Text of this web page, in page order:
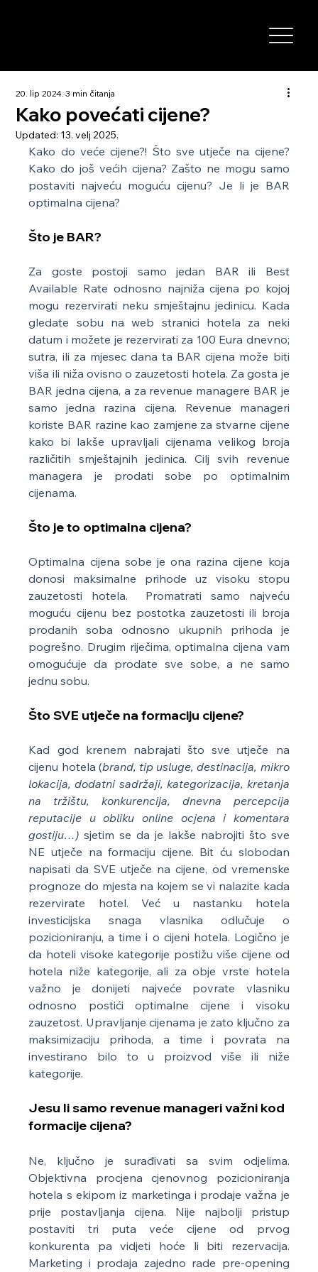
Kako povećati cijene?
20. lip 2024.3 min čitanja
Updated: 13. velj 2025.
Kako do veće cijene?! Što sve utječe na cijene?
Kako do još većih cijena? Zašto ne mogu samo
postaviti najveću moguću cijenu? Je li je BAR
optimalna cijena?
Što je BAR?
Za goste postoji samo jedan BAR ili Best
Available Rate odnosno najniža cijena po kojoj
mogu rezervirati neku smještajnu jedinicu. Kada
gledate sobu na web stranici hotela za neki
datum i možete je rezervirati za 100 Eura dnevno;
sutra, ili za mjesec dana ta BAR cijena može biti
viša ili niža ovisno o zauzetosti hotela. Za gosta je
BAR jedna cijena, a za revenue managere BAR je
samo jedna razina cijena. Revenue manageri
koriste BAR razine kao zamjene za stvarne cijene
kako bi lakše upravljali cijenama velikog broja
različitih smještajnih jedinica. Cilj svih revenue
managera je prodati sobe po optimalnim
cijenama.
Što je to optimalna cijena?
Optimalna cijena sobe je ona razina cijene koja
donosi maksimalne prihode uz visoku stopu
zauzetosti hotela.  Promatrati samo najveću
moguću cijenu bez postotka zauzetosti ili broja
prodanih soba odnosno ukupnih prihoda je
pogrešno. Drugim riječima, optimalna cijena vam
omogućuje da prodate sve sobe, a ne samo
jednu sobu.
Što SVE utječe na formaciju cijene?
Kad god krenem nabrajati što sve utječe na
cijenu hotela (brand, tip usluge, destinacija, mikro
lokacija, dodatni sadržaji, kategorizacija, kretanja
na tržištu, konkurencija, dnevna percepcija
reputacije u obliku online ocjena i komentara
gostiju…) sjetim se da je lakše nabrojiti što sve
NE utječe na formaciju cijene. Bit ću slobodan
napisati da SVE utječe na cijene, od vremenske
prognoze do mjesta na kojem se vi nalazite kada
rezervirate hotel. Već u nastanku hotela
investicijska snaga vlasnika odlučuje o
pozicioniranju, a time i o cijeni hotela. Logično je
da hoteli visoke kategorije postižu više cijene od
hotela niže kategorije, ali za obje vrste hotela
važno je donijeti najveće povrate vlasniku
odnosno postići optimalne cijene i visoku
zauzetost. Upravljanje cijenama je zato ključno za
maksimizaciju prihoda, a time i povrata na
investirano bilo to u proizvod više ili niže
kategorije.
Jesu li samo revenue manageri važni kod
formacije cijena?
Ne, ključno je surađivati sa svim odjelima.
Objektivna procjena cjenovnog pozicioniranja
hotela s ekipom iz marketinga i prodaje važna je
prije postavljanja cijena. Nije najbolji pristup
postaviti tri puta veće cijene od prvog
konkurenta pa vidjeti hoće li biti rezervacija.
Marketing i prodaja zajedno rade pre-opening